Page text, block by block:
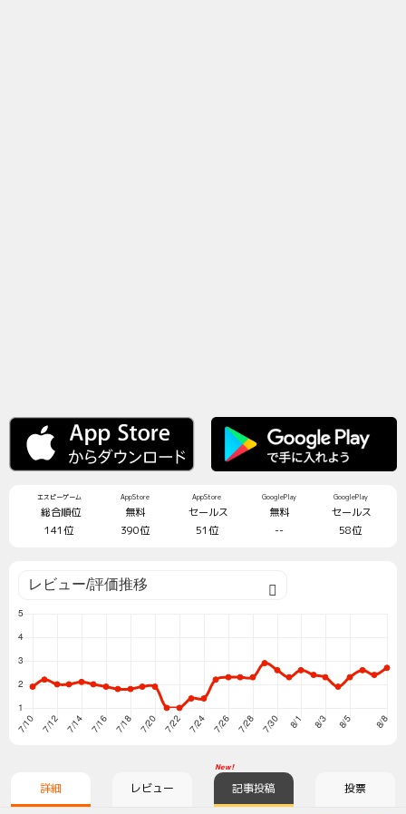
エスピーゲーム
総合順位
141位
AppStore
無料
390位
AppStore
セールス
51位
GooglePlay
無料
--
GooglePlay
セールス
58位
詳細 レビュー
New!
記事投稿 投票